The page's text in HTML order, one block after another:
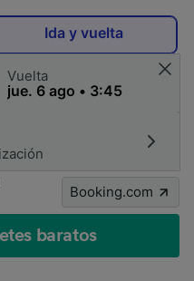
Ida y vuelta
Vuelta
Booking.com
baratos